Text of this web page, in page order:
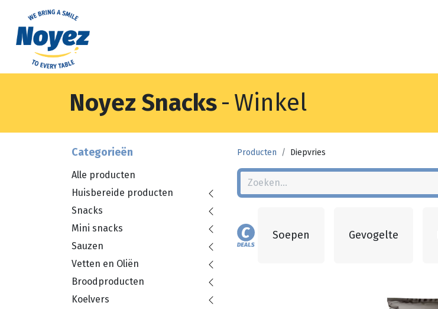
Noyez Snacks- Winkel
Categorieën
Alle producten
Huisbereide producten
Snacks
Mini snacks
Sauzen
Vetten en Oliën
Broodproducten
Koelvers
Producten Diepvries
Soepen Gevogelte